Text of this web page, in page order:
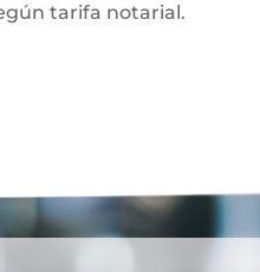
tarifa notarial.